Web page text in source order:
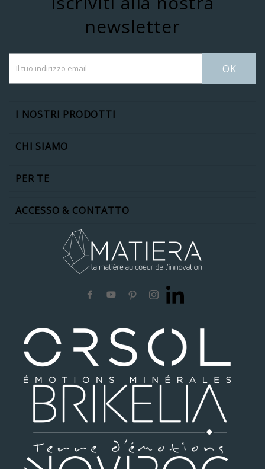
newsletter
OK
I NOSTRI PRODOTTI
CHI SIAMO
PER TE
ACCESSO & CONTATTO